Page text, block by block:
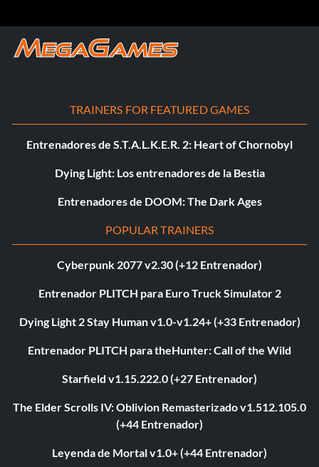
TRAINERS FOR FEATURED GAMES
Entrenadores de S.T.A.L.K.E.R. 2: Heart of Chornobyl
Dying Light: Los entrenadores de la Bestia
Entrenadores de DOOM: The Dark Ages
POPULAR TRAINERS
Cyberpunk 2077 v2.30 (+12 Entrenador)
Entrenador PLITCH para Euro Truck Simulator 2
Dying Light 2 Stay Human v1.0-v1.24+ (+33 Entrenador)
Entrenador PLITCH para theHunter: Call of the Wild
Starfield v1.15.222.0 (+27 Entrenador)
The Elder Scrolls IV: Oblivion Remasterizado v1.512.105.0
(+44 Entrenador)
Leyenda de Mortal v1.0+ (+44 Entrenador)